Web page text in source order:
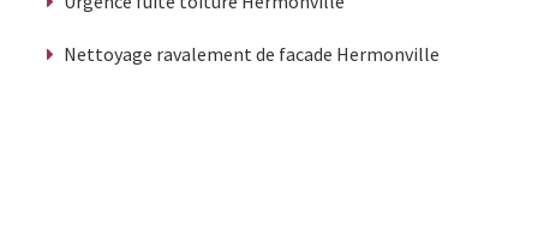
Nettoyage ravalement de facade Hermonville